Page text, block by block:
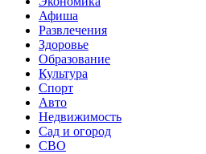
Афиша
Развлечения
Здоровье
Образование
Культура
Спорт
Авто
Недвижимость
Сад и огород
СВО